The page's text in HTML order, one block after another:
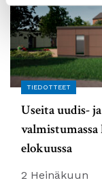
TIEDOTTEET
Useita uudis-
elokuussa
2 Heinäkuun